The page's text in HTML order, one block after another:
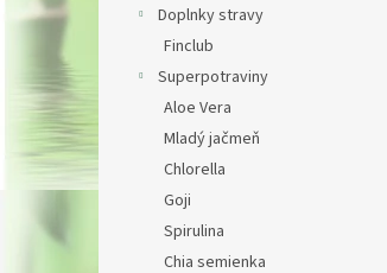
Doplnky stravy
Finclub
Superpotraviny
Aloe Vera
Mladý jačmeň
Chlorella
Goji
Spirulina
Chia semienka